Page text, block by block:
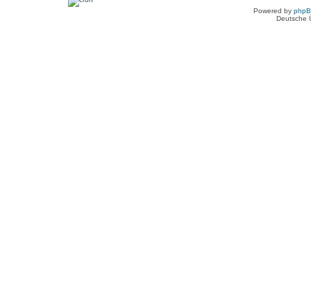
Powered by
Deutsche